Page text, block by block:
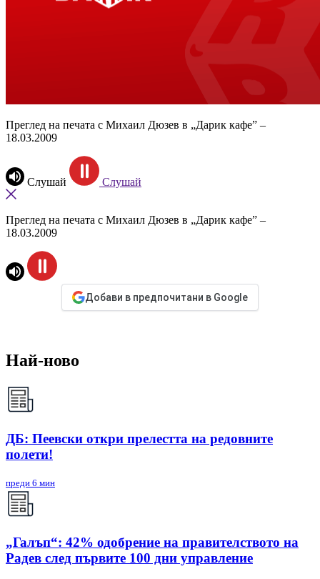
Преглед на печата с Михаил Дюзев в „Дарик кафе” –
18.03.2009
Слушай Слушай
Преглед на печата с Михаил Дюзев в „Дарик кафе” –
18.03.2009
Добави в предпочитани в Google
Най-ново
ДБ: Пеевски откри прелестта на редовните
полети!
преди 6 мин
„Галъп“: 42% одобрение на правителството на
Радев след първите 100 дни управление